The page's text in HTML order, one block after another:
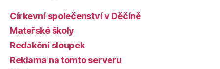
Církevní společenství v Děčíně
Mateřské školy
Redakční sloupek
Reklama na tomto serveru